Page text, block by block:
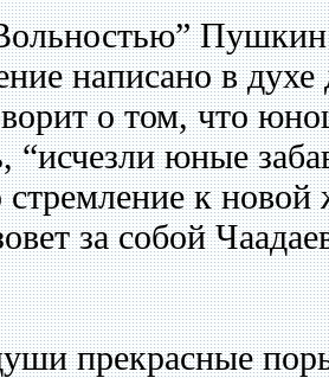
написано в
о том, что
“исчезли юные
к
за собой
прекрасные